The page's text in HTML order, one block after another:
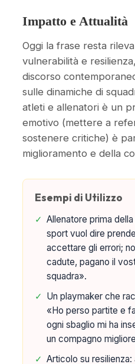
Impatto e Attualità
Oggi la frase resta
vulnerabilità e
discorso
sulle dinamiche di
atleti e allenatori è un
emotivo (mettere a
sostenere critiche) è
miglioramento e della
Esempi di Utilizzo
✓ Allenatore prima
sport vuol dire
accettare gli errori;
cadute, pagano il
squadra».
✓ Un playmaker che
«Ho perso partite e
ogni sbaglio mi ha
un compagno
✓ Articolo su